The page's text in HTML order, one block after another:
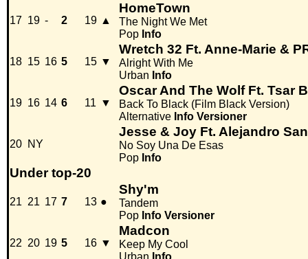
17 19 - 2 19 ▲
HomeTown
The Night We Met
Pop Info
18 15 16 5 15 ▼
Wretch 32 Ft. Anne-Marie &
Alright With Me
Urban Info
19 16 14 6 11 ▼
Oscar And The Wolf Ft. Tsar B
Back To Black (Film Black Version)
Alternative Info Versioner
20 NY
Jesse & Joy Ft. Alejandro
No Soy Una De Esas
Pop Info
Under top-20
21 21 17 7 13 ●
Shy'm
Tandem
Pop Info Versioner
22 20 19 5 16 ▼
Madcon
Keep My Cool